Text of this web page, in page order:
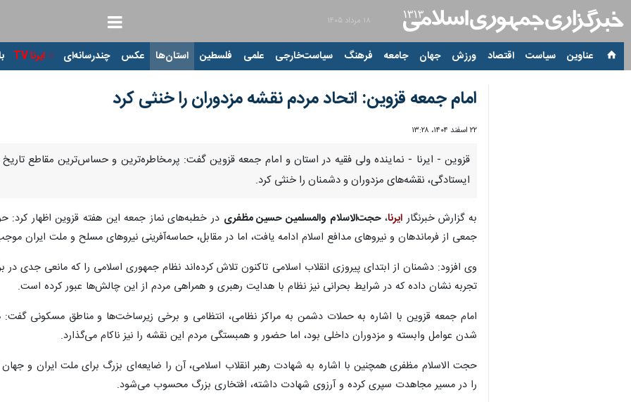
۱۸ مرداد ۱۴۰۵
عناوین‌ سیاست اقتصاد ورزش جهان جامعه فرهنگ سیاست‌خارجی علمی فلسطین استان‌ها عکس چندرسانه‌ای ایرنا TV
امام جمعه قزوین: اتحاد مردم نقشه مزدوران را خنثی کرد
۲۲ اسفند ۱۴۰۴، ۱۳:۲۸
ایستادگی، نقشه‌های مزدوران و دشمنان را خنثی کرد.
به گزارش خبرنگار ایرنا،حجت‌الاسلام والمسلمین حسین مظفری در خطبه‌های نماز جمعه این هفته قزوین اظهار کرد:
جمعی از فرماندهان و نیروهای مدافع اسلام ادامه یافت، اما در مقابل، حماسه‌آفرینی نیروهای مسلح و ملت ایران
وی افزود: دشمنان از ابتدای پیروزی انقلاب اسلامی تاکنون تلاش کرده‌اند نظام جمهوری اسلامی را که مانعی جدی
تجربه نشان داده که در شرایط بحرانی نیز نظام با هدایت رهبری و همراهی مردم از این چالش‌ها عبور کرده است.
امام جمعه قزوین با اشاره به حملات دشمن به مراکز نظامی، انتظامی و برخی زیرساخت‌ها و مناطق مسکونی
شدن عوامل وابسته و مزدوران داخلی بود، اما حضور و همبستگی مردم این نقشه را نیز ناکام می‌گذارد.
حجت الاسلام مظفری همچنین با اشاره به شهادت رهبر انقلاب اسلامی، آن را ضایعه‌ای بزرگ برای ملت ایران و
را در مسیر مجاهدت سپری کرده و آرزوی شهادت داشته، افتخاری بزرگ محسوب می‌شود.